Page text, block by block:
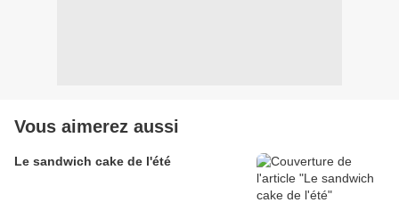
Vous aimerez aussi
Le sandwich cake de l'été